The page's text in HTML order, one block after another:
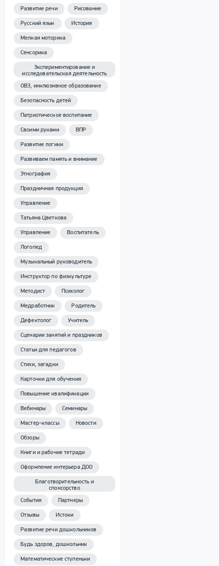
Развитие речи Рисование
Русский язык История
Мелкая моторика
Сенсорика
Экспериментирование и
исследовательская деятельность
ОВЗ, инклюзивное образование
Безопасность детей
Патриотическое воспитание
Своими руками ВПР
Развитие логики
Развиваем память и внимание
Этнография
Праздничная продукция
Управление
Татьяна Цветкова
Управление Воспитатель
Логопед
Музыкальный руководитель
Инструктор по физкультуре
Методист Психолог
Медработник Родитель
Дефектолог Учитель
Сценарии занятий и праздников
Статьи для педагогов
Стихи, загадки
Карточки для обучения
Повышение квалификации
Вебинары Семинары
Мастер-классы Новости
Обзоры
Книги и рабочие тетради
Оформление интерьера ДОО
Благотворительность и
спонсорство
События Партнеры
Отзывы Истоки
Развитие речи дошкольников
Будь здоров, дошкольник
Математические ступеньки